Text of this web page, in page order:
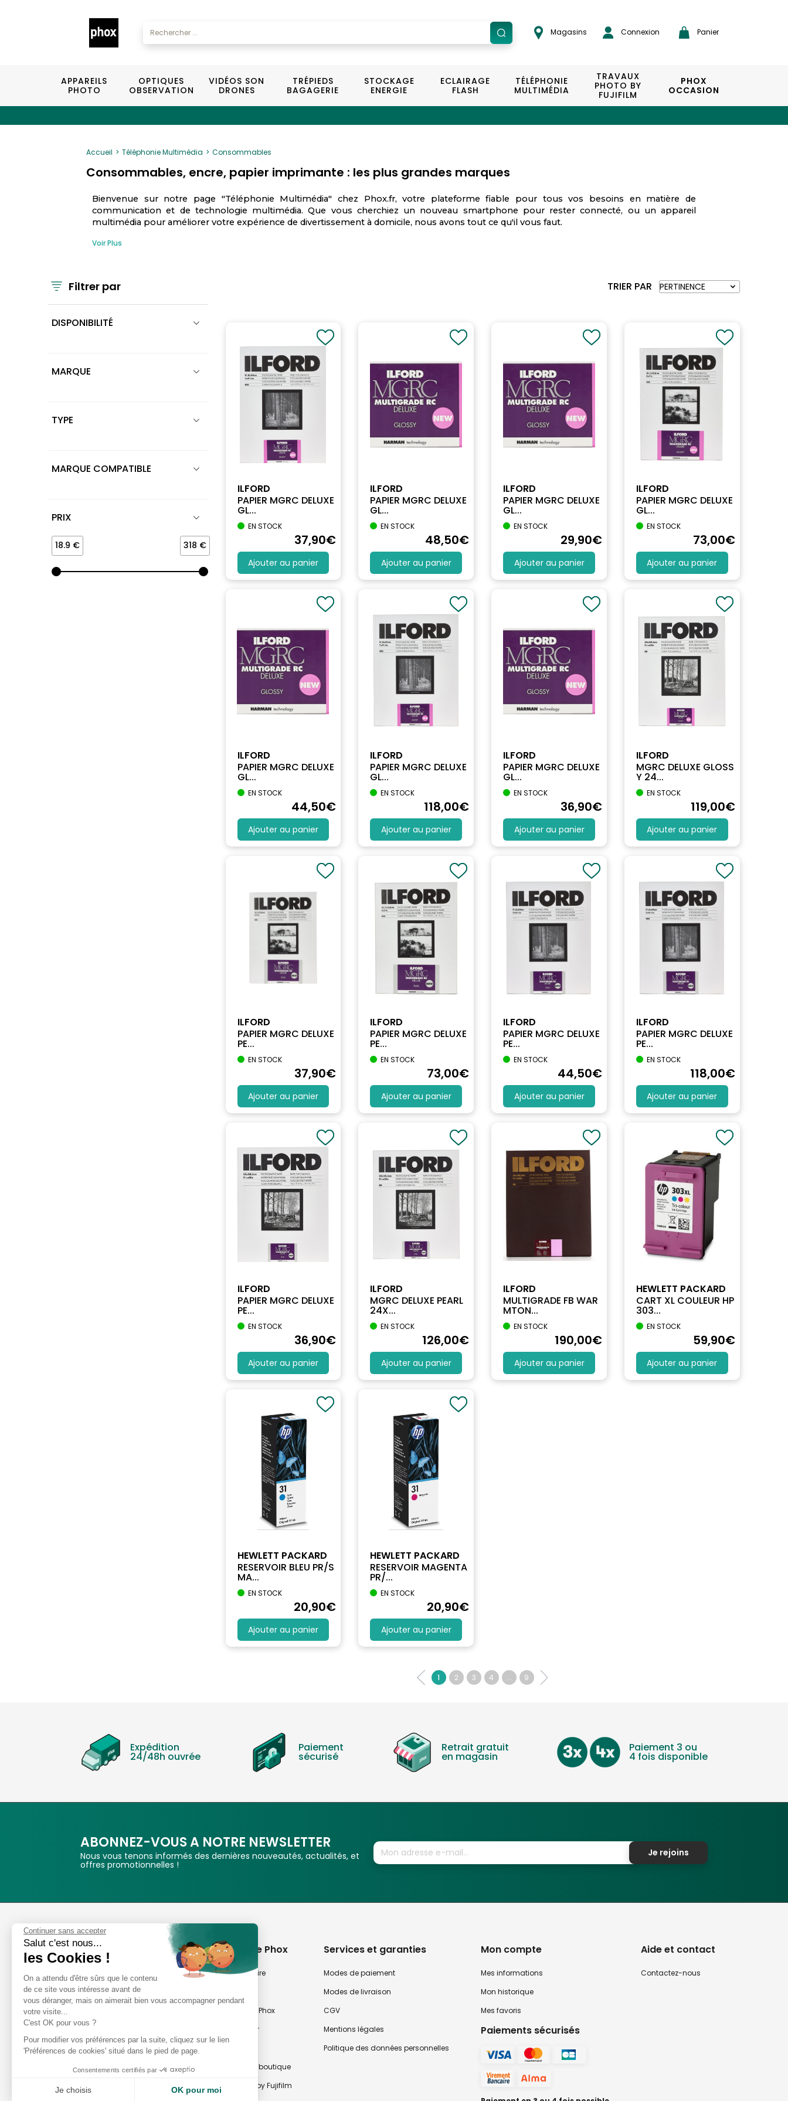
Magasins Connexion Panier
APPAREILS
PHOTO
OPTIQUES
OBSERVATION
VIDÉOS SON
DRONES
TRÉPIEDS
BAGAGERIE
STOCKAGE
ENERGIE
ECLAIRAGE
FLASH
TÉLÉPHONIE
MULTIMÉDIA
TRAVAUX
PHOTO BY
FUJIFILM
PHOX
OCCASION
Accueil Téléphonie Multimédia Consommables
Consommables, encre, papier imprimante : les plus grandes marques
Bienvenue sur notre page "Téléphonie Multimédia" chez Phox.fr, votre plateforme fiable pour tous vos besoins en matière de
communication et de technologie multimédia. Que vous cherchiez un nouveau smartphone pour rester connecté, ou un appareil
multimédia pour améliorer votre expérience de divertissement à domicile, nous avons tout ce qu'il vous faut.
Voir Plus
Filtrer par
DISPONIBILITÉ
MARQUE
TYPE
MARQUE COMPATIBLE
PRIX
18.9 € 318 €
TRIER PAR
ILFORD
PAPIER MGRC DELUXE
GL...
EN STOCK
37,90€
Ajouter au panier
ILFORD
PAPIER MGRC DELUXE
GL...
EN STOCK
48,50€
Ajouter au panier
ILFORD
PAPIER MGRC DELUXE
GL...
EN STOCK
29,90€
Ajouter au panier
ILFORD
PAPIER MGRC DELUXE
GL...
EN STOCK
73,00€
Ajouter au panier
ILFORD
PAPIER MGRC DELUXE
GL...
EN STOCK
44,50€
Ajouter au panier
ILFORD
PAPIER MGRC DELUXE
GL...
EN STOCK
118,00€
Ajouter au panier
ILFORD
PAPIER MGRC DELUXE
GL...
EN STOCK
36,90€
Ajouter au panier
ILFORD
MGRC DELUXE GLOSS
Y 24...
EN STOCK
119,00€
Ajouter au panier
ILFORD
PAPIER MGRC DELUXE
PE...
EN STOCK
37,90€
Ajouter au panier
ILFORD
PAPIER MGRC DELUXE
PE...
EN STOCK
73,00€
Ajouter au panier
ILFORD
PAPIER MGRC DELUXE
PE...
EN STOCK
44,50€
Ajouter au panier
ILFORD
PAPIER MGRC DELUXE
PE...
EN STOCK
118,00€
Ajouter au panier
ILFORD
PAPIER MGRC DELUXE
PE...
EN STOCK
36,90€
Ajouter au panier
ILFORD
MGRC DELUXE PEARL
24X...
EN STOCK
126,00€
Ajouter au panier
ILFORD
MULTIGRADE FB WAR
MTON...
EN STOCK
190,00€
Ajouter au panier
HEWLETT PACKARD
CART XL COULEUR HP
303...
EN STOCK
59,90€
Ajouter au panier
HEWLETT PACKARD
RESERVOIR BLEU PR/S
MA...
EN STOCK
20,90€
Ajouter au panier
HEWLETT PACKARD
RESERVOIR MAGENTA
PR/...
EN STOCK
20,90€
Ajouter au panier
1 2 3 4 ... 9
Expédition
24/48h ouvrée
Paiement
sécurisé
Retrait gratuit
en magasin
Paiement 3 ou
4 fois disponible
ABONNEZ-VOUS A NOTRE NEWSLETTER
Nous vous tenons informés des dernières nouveautés, actualités, et
offres promotionnelles !
Je rejoins
Phox
Spécialiste de l'image
Suivez-nous
Avis clients
8,2/10 Avis vérifiés
L'Appli Phox
A propos de Phox
Notre savoir-faire
Nos magasins Phox
Notre newsletter
Atelier Photo en boutique
Travaux Photo by Fujifilm
Services et garanties
Modes de paiement
Modes de livraison
CGV
Mentions légales
Politique des données personnelles
Mon compte
Mes informations
Mon historique
Mes favoris
Paiements sécurisés
Aide et contact
Contactez-nous
Continuer sans accepter
Salut c'est nous...
les Cookies !
On a attendu d'être sûrs que le contenu
de ce site vous intéresse avant de
vous déranger, mais on aimerait bien vous accompagner pendant
votre visite...
C'est OK pour vous ?
Pour modifier vos préférences par la suite, cliquez sur le lien
'Préférences de cookies' situé dans le pied de page.
Consentements certifiés par
Je choisis OK pour moi